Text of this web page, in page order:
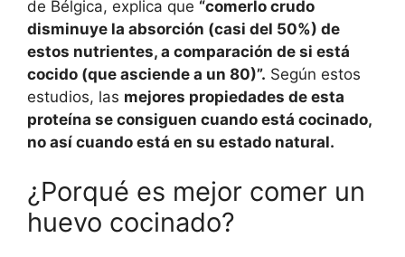
de Bélgica, explica que “comerlo crudo
disminuye la absorción (casi del 50%) de
estos nutrientes, a comparación de si está
cocido (que asciende a un 80)”. Según estos
estudios, las mejores propiedades de esta
proteína se consiguen cuando está cocinado,
no así cuando está en su estado natural.
¿Porqué es mejor comer un
huevo cocinado?